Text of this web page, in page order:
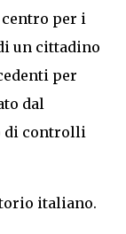
per i
un cittadino
per
dal
di controlli
italiano.